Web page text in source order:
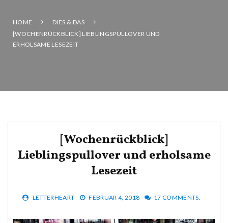
HOME
DIES & DAS
[WOCHENRÜCKBLICK] LIEBLINGSPULLOVER UND
ERHOLSAME LESEZEIT
[Wochenrückblick]
Lieblingspullover und erholsame
Lesezeit
LETTERHEART FEBRUAR 4, 2018 17 COMMENTS.